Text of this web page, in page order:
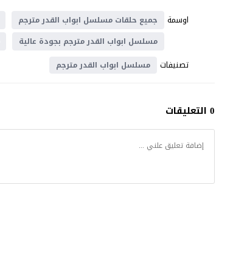
اوسمة
جميع حلقات مسلسل ابواب القدر مترجم
مسلسل ابواب القدر مترجم بجودة عالية
تصنيفات مسلسل ابواب القدر مترجم
0 التعليقات